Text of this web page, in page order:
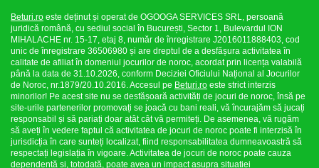
Beturi.ro este deținut și operat de OGOOGA SERVICES SRL, persoană
juridică română, cu sediul social în București, Sector 1, Bulevardul ION
MIHALACHE nr. 15-17, etaj 8, număr de înregistrare J2016011888403, cod
unic de înregistrare 36506980 și are dreptul de a desfășura activitatea în
calitate de afiliat în domeniul jocurilor de noroc, acordat prin licența valabilă
până la data de 31.10.2026, conform Deciziei Oficiului Național al Jocurilor
de Noroc, nr.1879/20.10.2016. Accesul pe Beturi.ro este strict interzis
minorilor! Pe acest site nu se desfășoară activități de jocuri de noroc, însă pe
site-urile partenerilor promovați se joacă cu bani reali, vă încurajăm să jucați
responsabil și să pariați doar atât cât vă permiteți. De asemenea, vă rugăm
să aveți în vedere faptul că activitatea de jocuri de noroc poate fi interzisă în
jurisdicția în care sunteți localizat, fiind responsabilitatea dumneavoastră să
respectați legislația în vigoare. Activitatea de jocuri de noroc poate cauza
dependență și, totodată, poate avea un impact asupra situației